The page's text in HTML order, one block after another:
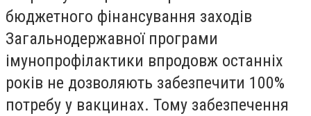
бюджетного фінансування заходів
Загальнодержавної програми
імунопрофілактики впродовж останніх
років не дозволяють забезпечити 100%
потребу у вакцинах. Тому забезпечення